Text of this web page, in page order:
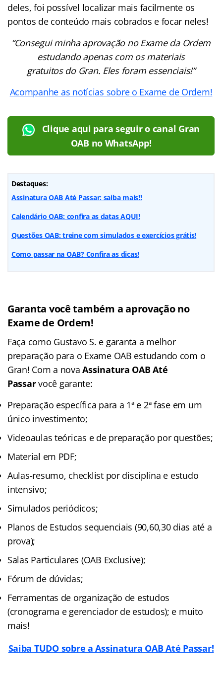
deles, foi possível localizar mais facilmente os
pontos de conteúdo mais cobrados e focar neles!
“Consegui minha aprovação no Exame da Ordem
estudando apenas com os materiais
gratuitos do Gran. Eles foram essenciais!”
Acompanhe as notícias sobre o Exame de Ordem!
Clique aqui para seguir o canal Gran
OAB no WhatsApp!
Destaques:
Assinatura OAB Até Passar: saiba mais!!
Calendário OAB: confira as datas AQUI!
Questões OAB: treine com simulados e exercícios grátis!
Como passar na OAB? Confira as dicas!
Garanta você também a aprovação no
Exame de Ordem!
Faça como Gustavo S. e garanta a melhor
preparação para o Exame OAB estudando com o
Gran! Com a novaAssinatura OAB Até
Passarvocê garante:
Preparação específica para a 1ª e 2ª fase em um
único investimento;
Videoaulas teóricas e de preparação por questões;
Material em PDF;
Aulas-resumo, checklist por disciplina e estudo
intensivo;
Simulados periódicos;
Planos de Estudos sequenciais (90,60,30 dias até a
prova);
Salas Particulares (OAB Exclusive);
Fórum de dúvidas;
Ferramentas de organização de estudos
(cronograma e gerenciador de estudos); e muito
mais!
Saiba TUDO sobre a Assinatura OAB Até Passar!